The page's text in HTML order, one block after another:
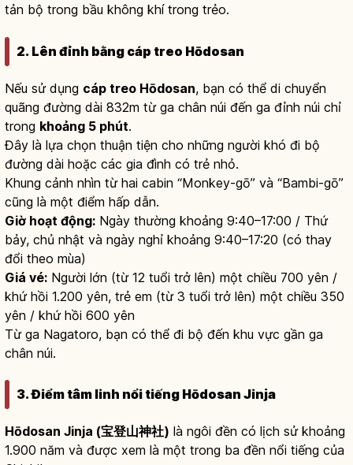
tản bộ trong bầu không khí trong trẻo.
2. Lên đỉnh bằng cáp treo Hōdosan
Nếu sử dụng cáp treo Hōdosan, bạn có thể di chuyển
quãng đường dài 832m từ ga chân núi đến ga đỉnh núi chỉ
trong khoảng 5 phút.
Đây là lựa chọn thuận tiện cho những người khó đi bộ
đường dài hoặc các gia đình có trẻ nhỏ.
Khung cảnh nhìn từ hai cabin “Monkey-gō” và “Bambi-gō”
cũng là một điểm hấp dẫn.
Giờ hoạt động: Ngày thường khoảng 9:40–17:00 / Thứ
bảy, chủ nhật và ngày nghỉ khoảng 9:40–17:20 (có thay
đổi theo mùa)
Giá vé: Người lớn (từ 12 tuổi trở lên) một chiều 700 yên /
khứ hồi 1.200 yên, trẻ em (từ 3 tuổi trở lên) một chiều 350
yên / khứ hồi 600 yên
Từ ga Nagatoro, bạn có thể đi bộ đến khu vực gần ga
chân núi.
3. Điểm tâm linh nổi tiếng Hōdosan Jinja
Hōdosan Jinja (宝登山神社) là ngôi đền có lịch sử khoảng
1.900 năm và được xem là một trong ba đền nổi tiếng của